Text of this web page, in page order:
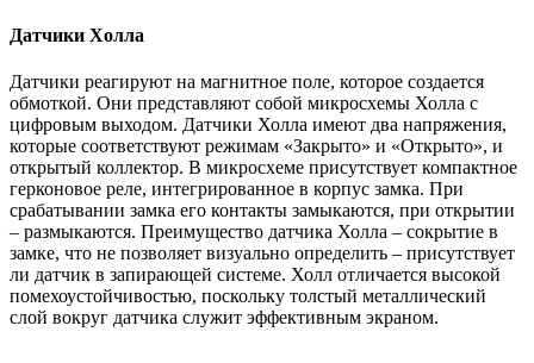
Датчики Холла
Датчики реагируют на магнитное поле, которое создается
обмоткой. Они представляют собой микросхемы Холла с
цифровым выходом. Датчики Холла имеют два напряжения,
которые соответствуют режимам «Закрыто» и «Открыто», и
открытый коллектор. В микросхеме присутствует компактное
герконовое реле, интегрированное в корпус замка. При
срабатывании замка его контакты замыкаются, при открытии
– размыкаются. Преимущество датчика Холла – сокрытие в
замке, что не позволяет визуально определить – присутствует
ли датчик в запирающей системе. Холл отличается высокой
помехоустойчивостью, поскольку толстый металлический
слой вокруг датчика служит эффективным экраном.